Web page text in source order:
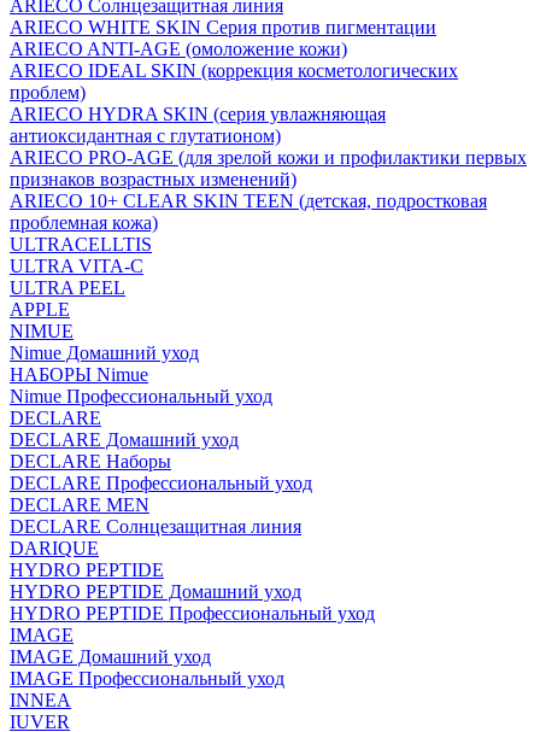
ARIECO Солнцезащитная линия
ARIECO WHITE SKIN Серия против пигментации
ARIECO ANTI-AGE (омоложение кожи)
ARIECO IDEAL SKIN (коррекция косметологических
проблем)
ARIECO HYDRA SKIN (серия увлажняющая
антиоксидантная с глутатионом)
ARIECO PRO-AGE (для зрелой кожи и профилактики первых
признаков возрастных изменений)
ARIECO 10+ CLEAR SKIN TEEN (детская, подростковая
проблемная кожа)
ULTRACELLTIS
ULTRA VITA-C
ULTRA PEEL
APPLE
NIMUE
Nimue Домашний уход
НАБОРЫ Nimue
Nimue Профессиональный уход
DECLARE
DECLARE Домашний уход
DECLARE Наборы
DECLARE Профессиональный уход
DECLARE MEN
DECLARE Солнцезащитная линия
DARIQUE
HYDRO PEPTIDE
HYDRO PEPTIDE Домашний уход
HYDRO PEPTIDE Профессиональный уход
IMAGE
IMAGE Домашний уход
IMAGE Профессиональный уход
INNEA
IUVER